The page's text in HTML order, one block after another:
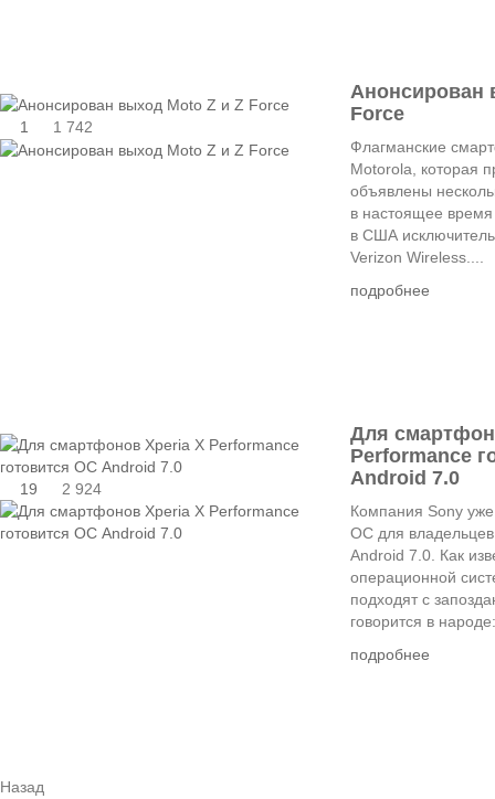
1 1 742
Анонсирован
Force
Флагманские
Motorola, которая
объявлены
в настоящее время
в США
Verizon Wireless....
подробнее
19 2 924
Для
Performance
Android 7.0
Компания Sony
ОС для
Android 7.0. Как
операционной
подходят с
говорится в
подробнее
Назад